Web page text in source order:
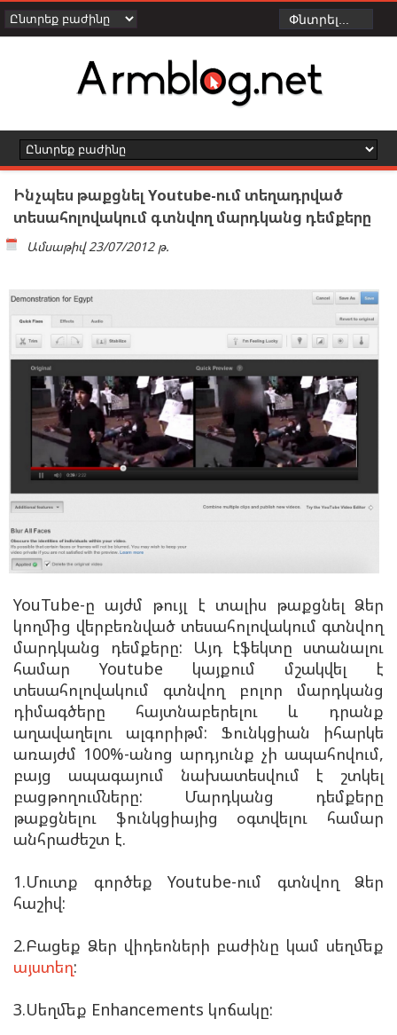
Ինչպես թաքցնել Youtube-ում տեղադրված
տեսահոլովակում գտնվող մարդկանց դեմքերը
Ամսաթիվ 23/07/2012 թ.
YouTube-ը այժմ թույլ է տալիս թաքցնել Ձեր
կողմից վերբեռնված տեսահոլովակում գտնվող
մարդկանց դեմքերը:
Այդ էֆեկտը ստանալու
համար Youtube կայքում մշակվել է
տեսահոլովակում գտնվող բոլոր մարդկանց
դիմագծերը հայտնաբերելու և դրանք
աղավաղելու ալգորիթմ: Ֆունկցիան իհարկե
առայժմ 100%-անոց արդյունք չի ապահովում,
բայց ապագայում նախատեսվում է շտկել
բացթողումները: Մարդկանց դեմքերը
թաքցնելու ֆունկցիայից օգտվելու համար
անհրաժեշտ է.
1.Մուտք գործեք Youtube-ում գտնվող Ձեր
հաշիվ:
2.Բացեք Ձեր վիդեոների բաժինը կամ սեղմեք
այստեղ:
3.Սեղմեք Enhancements կոճակը: